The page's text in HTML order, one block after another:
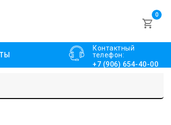
0
Контактный
телефон:
+7 (906) 654-40-00